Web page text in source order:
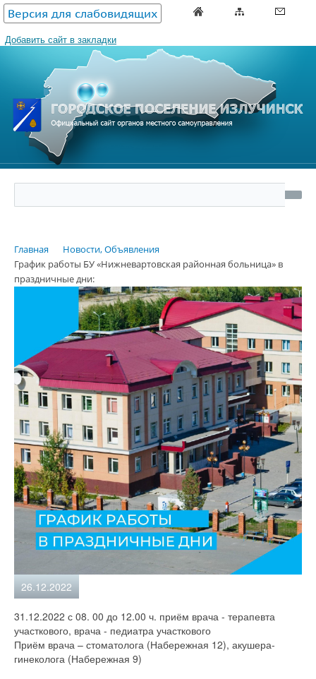
Версия для слабовидящих
Добавить сайт в закладки
Главная
Новости, Объявления
График работы БУ «Нижневартовская районная больница» в
праздничные дни:
26.12.2022
31.12.2022 с 08. 00 до 12.00 ч. приём врача - терапевта
участкового, врача - педиатра участкового
Приём врача – стоматолога (Набережная 12), акушера-
гинеколога (Набережная 9)